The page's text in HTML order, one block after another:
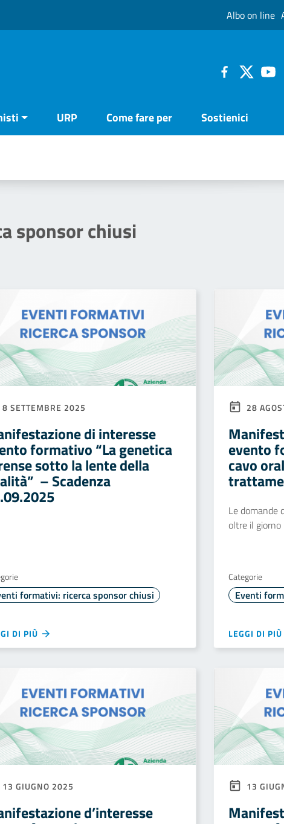
Albo on line
URP Come fare per Sostienici
sponsor chiusi
8 SETTEMBRE 2025
di interesse
formativo “La genetica
sotto la lente della
– Scadenza
formativi: ricerca sponsor chiusi
DI PIÙ
28
evento
cavo
Le domande
oltre il
Categorie
Eventi
LEGGI DI PIÙ
13 GIUGNO 2025
d’interesse
13